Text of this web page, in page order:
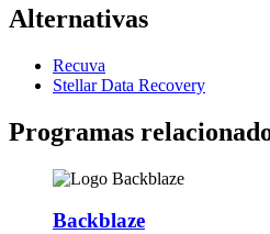
Alternativas
Recuva
Stellar Data Recovery
Programas
Backblaze